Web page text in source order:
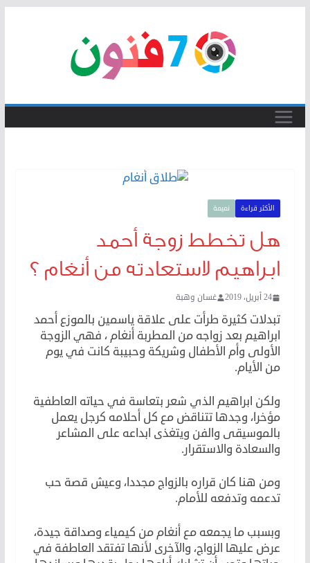
الأكثر قراءة نميمة
هل تخطط زوجة أحمد
ابراهيم لاستعادته من أنغام ؟
24 أبريل، 2019 غسان وهبة
تبدلات كثيرة طرأت على علاقة ياسمين بالموزع أحمد
ابراهيم بعد زواجه من المطربة أنغام ، فهي الزوجة
الأولى وأم الأطفال وشريكة وحبيبة كانت في يوم
من الأيام.
ولكن ابراهيم الذي شعر بتعاسة في حياته العاطفية
مؤخرا، وجدها تتناقض مع كل أحلامه كرجل يعمل
بالموسيقى والفن ويتغذى ابداعه على المشاعر
والسعادة والاستقرار.
ومن هنا كان قراره بالزواج مجددا، وعيش قصة حب
تدعمه وتدفعه للأمام.
وبسبب ما يجمعه مع أنغام من كيمياء وصداقة جيدة،
عرض عليها الزواج، والآخرى لأنها تفتقد العاطفة في